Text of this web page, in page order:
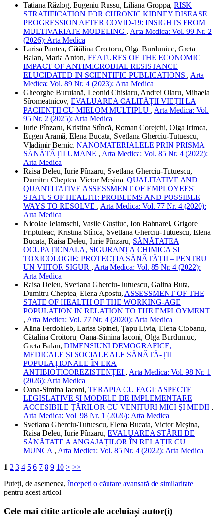
Tatiana Răzlog, Eugeniu Russu, Liliana Groppa, RISK
STRATIFICATION FOR CHRONIC KIDNEY DISEASE
PROGRESSION AFTER COVID-19: INSIGHTS FROM
MULTIVARIATE MODELING , Arta Medica: Vol. 99 Nr. 2
(2026): Arta Medica
Larisa Pantea, Cătălina Croitoru, Olga Burduniuc, Greta
Balan, Maria Anton, FEATURES OF THE ECONOMIC
IMPACT OF ANTIMICROBIAL RESISTANCE
ELUCIDATED IN SCIENTIFIC PUBLICATIONS , Arta
Medica: Vol. 89 Nr. 4 (2023): Arta Medica
Gheorghe Buruiană, Leonid Chișlaru, Andrei Olaru, Mihaela
Sîromeatnicov, EVALUAREA CALITĂȚII VIEȚII LA
PACIENȚII CU MIELOM MULTIPLU , Arta Medica: Vol.
95 Nr. 2 (2025): Arta Medica
Iurie Pînzaru, Kristina Stîncă, Roman Corețchi, Olga Irimca,
Eugen Aramă, Elena Bucata, Svetlana Gherciu-Tutuescu,
Vladimir Bernic, NANOMATERIALELE PRIN PRISMA
SĂNĂTĂȚII UMANE , Arta Medica: Vol. 85 Nr. 4 (2022):
Arta Medica
Raisa Deleu, Iurie Pînzaru, Svetlana Gherciu-Tutuescu,
Dumitru Cheptea, Victor Meșina, QUALITATIVE AND
QUANTITATIVE ASSESSMENT OF EMPLOYEES'
STATUS OF HEALTH: PROBLEMS AND POSSIBLE
WAYS TO RESOLVE , Arta Medica: Vol. 77 Nr. 4 (2020):
Arta Medica
Nicolae Jelamschi, Vasile Guștiuc, Ion Bahnarel, Grigore
Friptuleac, Kristina Stîncă, Svetlana Gherciu-Tutuescu, Elena
Bucata, Raisa Deleu, Iurie Pînzaru, SĂNĂTATEA
OCUPAȚIONALĂ, SIGURANȚĂ CHIMICĂ ȘI
TOXICOLOGIE: PROTECȚIA SĂNĂTĂȚII – PENTRU
UN VIITOR SIGUR , Arta Medica: Vol. 85 Nr. 4 (2022):
Arta Medica
Raisa Deleu, Svetlana Gherciu-Tutuescu, Galina Buta,
Dumitru Cheptea, Elena Apostu, ASSESSMENT OF THE
STATE OF HEALTH OF THE WORKING-AGE
POPULATION IN RELATION TO THE EMPLOYMENT
, Arta Medica: Vol. 77 Nr. 4 (2020): Arta Medica
Alina Ferdohleb, Larisa Spinei, Țapu Livia, Elena Ciobanu,
Cătalina Croitoru, Oana-Simina Iaconi, Olga Burduniuc,
Greta Balan, DIMENSIUNI DEMOGRAFICE,
MEDICALE ȘI SOCIALE ALE SĂNĂTĂ-ȚII
POPULAȚIONALE ÎN ERA
ANTIBIOTICOREZISTENȚEI , Arta Medica: Vol. 98 Nr. 1
(2026): Arta Medica
Oana-Simina Iaconi, TERAPIA CU FAGI: ASPECTE
LEGISLATIVE ȘI MODELE DE IMPLEMENTARE
ACCESIBILE ȚĂRILOR CU VENITURI MICI ȘI MEDII ,
Arta Medica: Vol. 98 Nr. 1 (2026): Arta Medica
Svetlana Gherciu-Tutuescu, Elena Bucata, Victor Meșina,
Raisa Deleu, Iurie Pînzaru, EVALUAREA STĂRII DE
SĂNĂTATE A ANGAJAȚILOR ÎN RELAȚIE CU
MUNCA , Arta Medica: Vol. 85 Nr. 4 (2022): Arta Medica
1 2 3 4 5 6 7 8 9 10 > >>
Puteți, de asemenea,începeți o căutare avansată de similaritate
pentru acest articol.
Cele mai citite articole ale aceluiași autor(i)